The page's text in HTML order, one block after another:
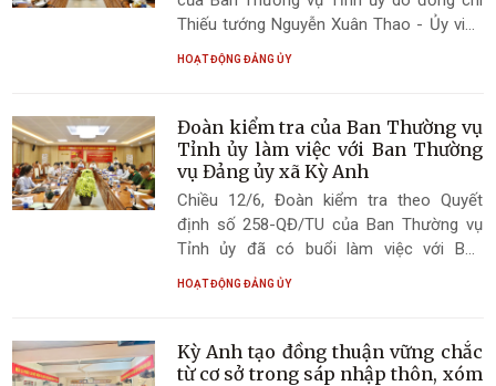
Thiếu tướng Nguyễn Xuân Thao - Ủy viên
Ban Thường vụ Tỉnh ủy, Giám đốc Công
Kỳ Khang, Kỳ Văn và Cẩm Trung nhằm
đánh giá kết quả thực hiện nhiệm vụ kinh
tế - xã hội, quốc phòng - an ninh 6 tháng
đầu năm và phương hướng, nhiệm vụ
trọng tâm thời gian tới.
HOẠT ĐỘNG ĐẢNG ỦY
Đoàn kiểm tra của Ban Thường vụ
Tỉnh ủy làm việc với Ban Thường
vụ Đảng ủy xã Kỳ Anh
Chiều 12/6, Đoàn kiểm tra theo Quyết
định số 258-QĐ/TU của Ban Thường vụ
Tỉnh ủy đã có buổi làm việc với Ban
Thường vụ Đảng ủy xã Kỳ Anh về công tác
Chỉ thị số 52-CT/TU, ngày 19/12/2024
của Ban Thường vụ Tỉnh ủy.
HOẠT ĐỘNG ĐẢNG ỦY
Kỳ Anh tạo đồng thuận vững chắc
từ cơ sở trong sáp nhập thôn, xóm